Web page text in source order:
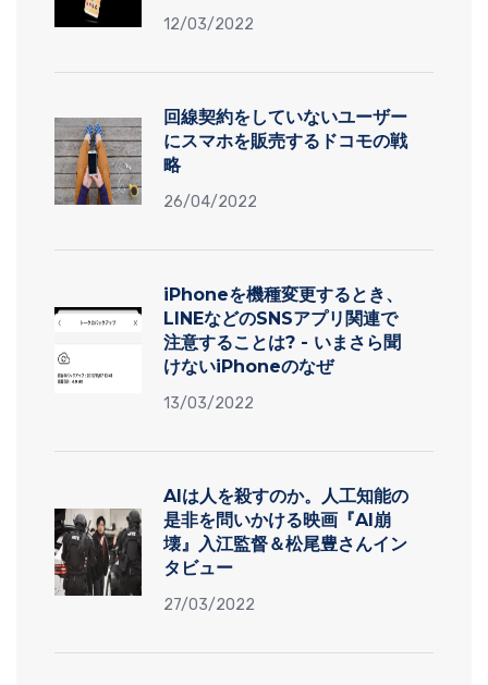
12/03/2022
回線契約をしていないユーザー
にスマホを販売するドコモの戦
略
26/04/2022
iPhoneを機種変更するとき、
LINEなどのSNSアプリ関連で
注意することは? - いまさら聞
けないiPhoneのなぜ
13/03/2022
AIは人を殺すのか。人工知能の
是非を問いかける映画『AI崩
壊』入江監督＆松尾豊さんイン
タビュー
27/03/2022